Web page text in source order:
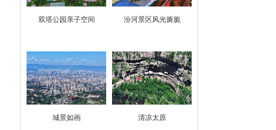
双塔公园亲子空间 汾河景区风光旖旎
城景如画 清凉太原